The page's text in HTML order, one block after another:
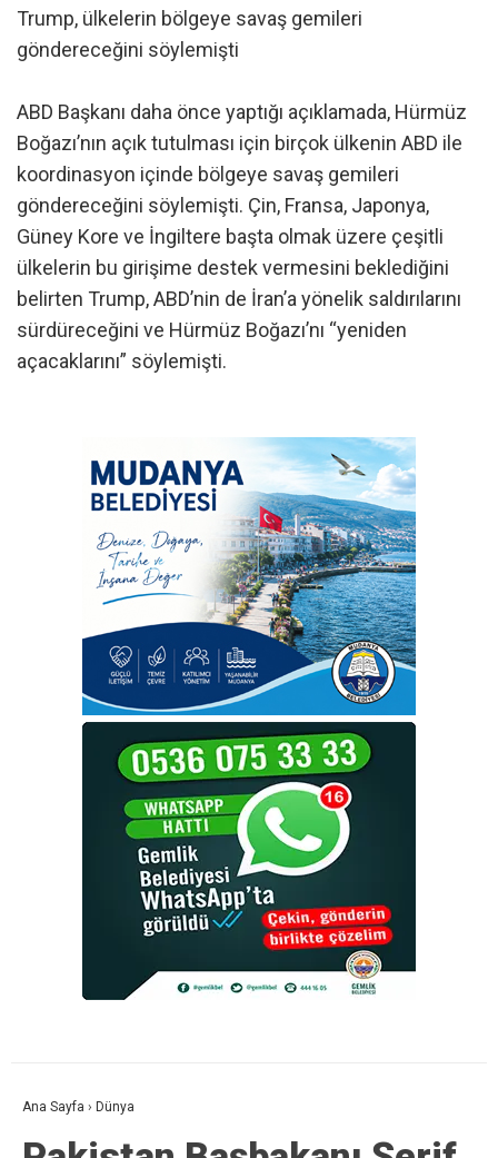
Trump, ülkelerin bölgeye savaş gemileri
göndereceğini söylemişti
ABD Başkanı daha önce yaptığı açıklamada, Hürmüz
Boğazı’nın açık tutulması için birçok ülkenin ABD ile
koordinasyon içinde bölgeye savaş gemileri
göndereceğini söylemişti. Çin, Fransa, Japonya,
Güney Kore ve İngiltere başta olmak üzere çeşitli
ülkelerin bu girişime destek vermesini beklediğini
belirten Trump, ABD’nin de İran’a yönelik saldırılarını
sürdüreceğini ve Hürmüz Boğazı’nı “yeniden
açacaklarını” söylemişti.
Ana Sayfa › Dünya